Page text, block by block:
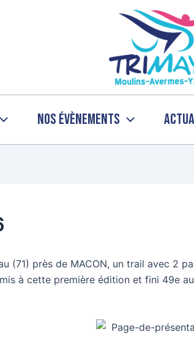
Nos évènements
(71) près de MACON, un trail avec 2
à cette première édition et fini 49e